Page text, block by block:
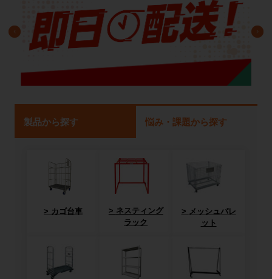
製品から探す 悩み・課題から探す
カゴ台車
ネスティング
ラック
メッシュパレ
ット